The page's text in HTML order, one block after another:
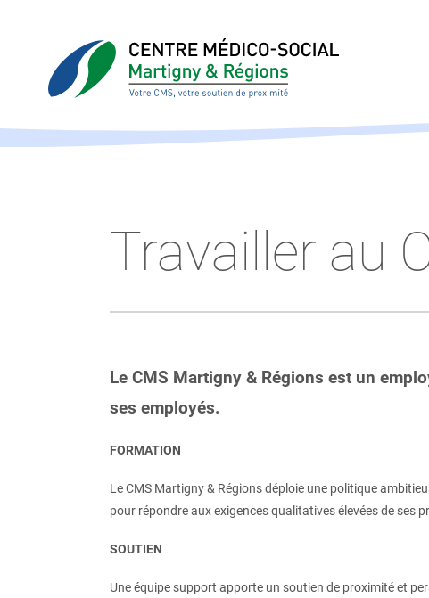
Travailler au
Le CMS Martigny & Régions est un
ses employés.
FORMATION
Le CMS Martigny & Régions déploie une politique
pour répondre aux exigences qualitatives élevées de ses
SOUTIEN
Une équipe support apporte un soutien de proximité et